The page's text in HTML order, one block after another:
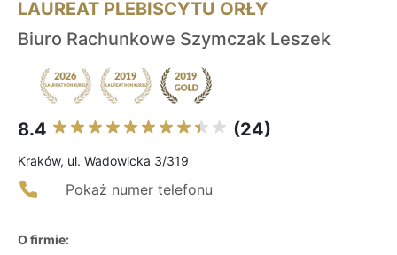
LAUREAT PLEBISCYTU ORŁY
Biuro Rachunkowe Szymczak Leszek
8.4 (24)
Kraków, ul. Wadowicka 3/319
Pokaż numer telefonu
O firmie: